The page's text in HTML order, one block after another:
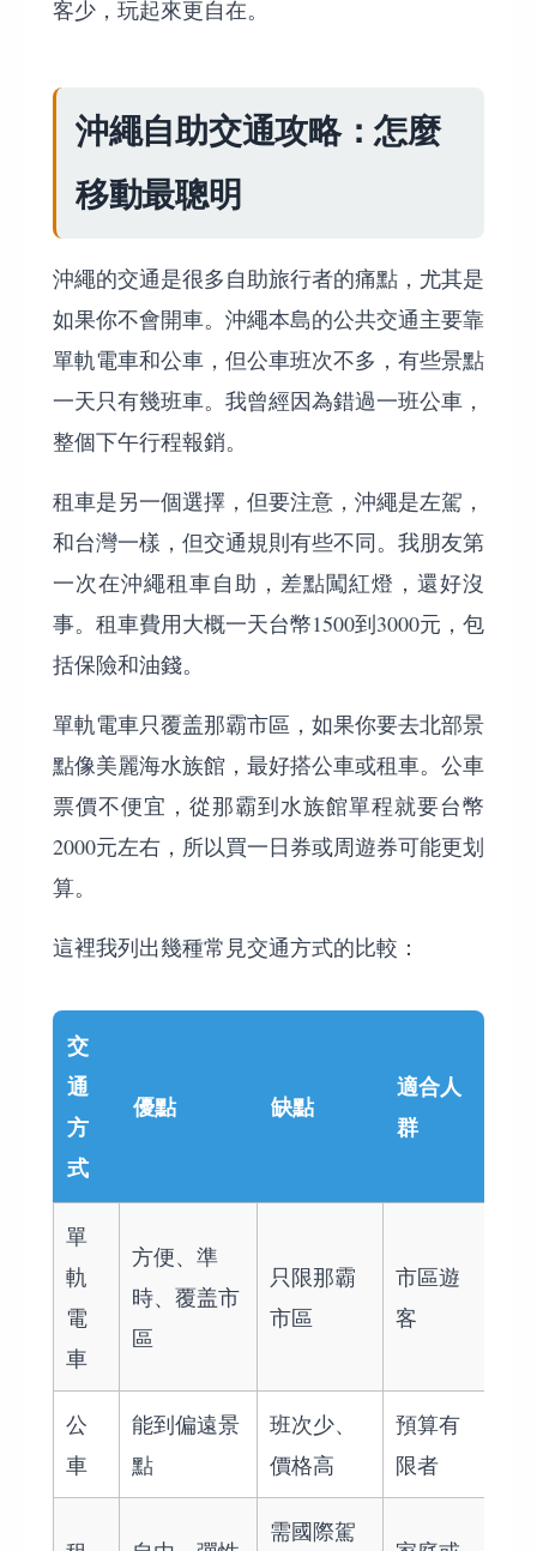
客少，玩起來更自在。
沖繩自助交通攻略：怎麼
移動最聰明
沖繩的交通是很多自助旅行者的痛點，尤其是
如果你不會開車。沖繩本島的公共交通主要靠
單軌電車和公車，但公車班次不多，有些景點
一天只有幾班車。我曾經因為錯過一班公車，
整個下午行程報銷。
租車是另一個選擇，但要注意，沖繩是左駕，
和台灣一樣，但交通規則有些不同。我朋友第
一次在沖繩租車自助，差點闖紅燈，還好沒
事。租車費用大概一天台幣1500到3000元，包
括保險和油錢。
單軌電車只覆盖那霸市區，如果你要去北部景
點像美麗海水族館，最好搭公車或租車。公車
票價不便宜，從那霸到水族館單程就要台幣
2000元左右，所以買一日券或周遊券可能更划
算。
這裡我列出幾種常見交通方式的比較：
交
通
方
式
優點 缺點
適合人
群
單
軌
電
車
方便、準
時、覆盖市
區
只限那霸
市區
市區遊
客
公
車
能到偏遠景
點
班次少、
價格高
預算有
限者
需國際駕